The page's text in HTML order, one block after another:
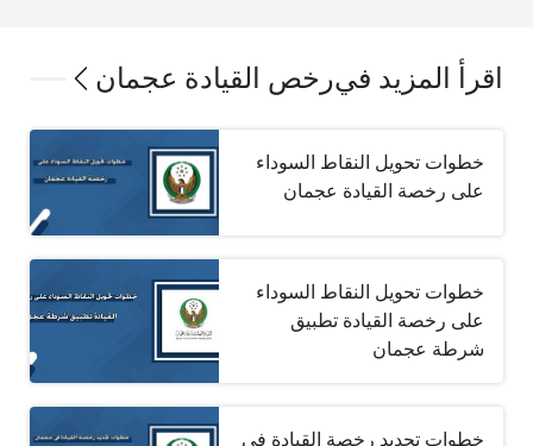
اقرأ المزيد فيرخص القيادة عجمان
خطوات تحويل النقاط السوداء
على رخصة القيادة عجمان
خطوات تحويل النقاط السوداء
على رخصة القيادة تطبيق
شرطة عجمان
خطوات تجديد رخصة القيادة في